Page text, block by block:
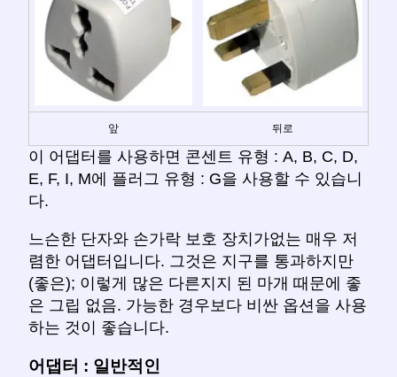
앞 뒤로
이 어댑터를 사용하면 콘센트 유형 : A, B, C, D,
E, F, I, M에 플러그 유형 : G을 사용할 수 있습니
다.
느슨한 단자와 손가락 보호 장치가없는 매우 저
렴한 어댑터입니다. 그것은 지구를 통과하지만
(좋은); 이렇게 많은 다른지지 된 마개 때문에 좋
은 그립 없음. 가능한 경우보다 비싼 옵션을 사용
하는 것이 좋습니다.
어댑터 : 일반적인